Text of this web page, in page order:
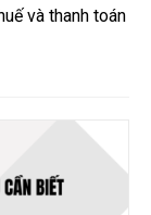
và thanh toán